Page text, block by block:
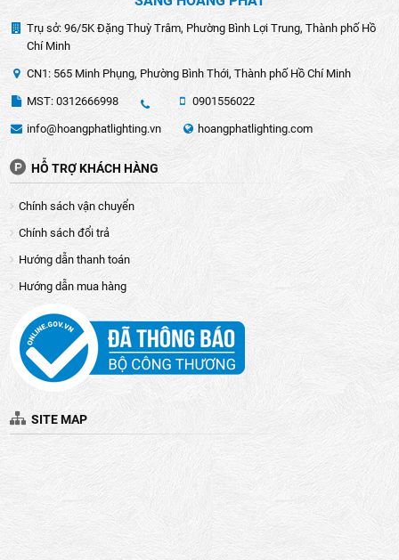
Trụ sở: 96/5K Đặng Thuỳ Trâm, Phường Bình Lợi Trung, Thành phố Hồ
Chí Minh
CN1: 565 Minh Phụng, Phường Bình Thới, Thành phố Hồ Chí Minh
MST: 0312666998 0901556022
info@hoangphatlighting.vn hoangphatlighting.com
HỖ TRỢ KHÁCH HÀNG
Chính sách vận chuyển
Chính sách đổi trả
Hướng dẫn thanh toán
Hướng dẫn mua hàng
SITE MAP